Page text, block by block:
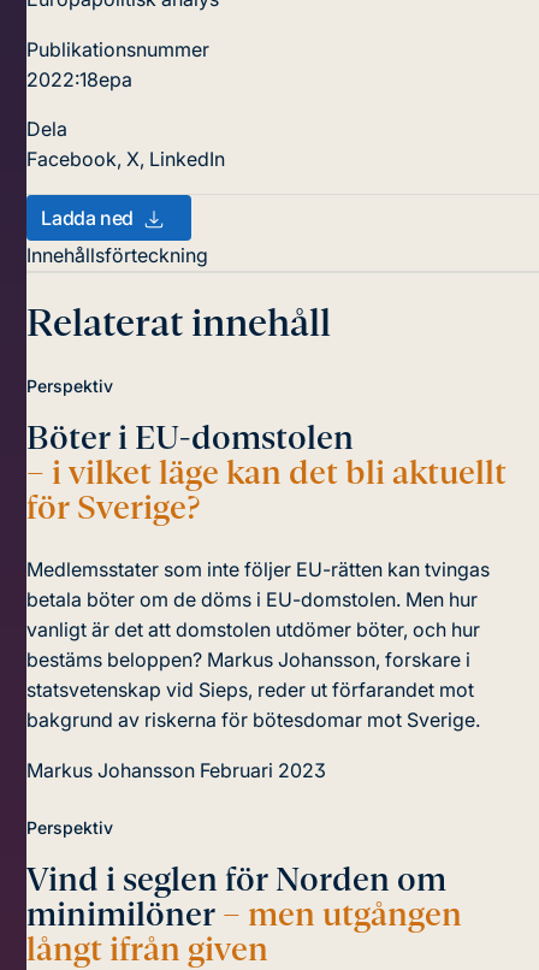
Publikationsnummer
2022:18epa
Dela
Facebook,X, LinkedIn
Ladda ned
Innehållsförteckning
Relaterat innehåll
Perspektiv
Böter i EU-domstolen
– i vilket läge kan det bli aktuellt
för Sverige?
Medlemsstater som inte följer EU-rätten kan tvingas
betala böter om de döms i EU-domstolen. Men hur
vanligt är det att domstolen utdömer böter, och hur
bestäms beloppen? Markus Johansson, forskare i
statsvetenskap vid Sieps, reder ut förfarandet mot
bakgrund av riskerna för bötesdomar mot Sverige.
Markus Johansson Februari 2023
Perspektiv
Vind i seglen för Norden om
minimilöner – men utgången
långt ifrån given